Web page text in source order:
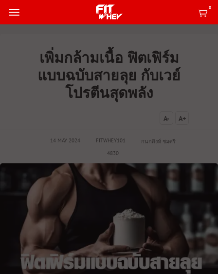
0
เพิ่มกล้ามเนื้อ ฟิตเฟิร์ม
แบบฉบับสายลุย กับเวย์
โปรตีนสุดพลัง
A- A+
14 MAY 2024 FITWHEY101
กนกสิงห์ ชมศรี
4830